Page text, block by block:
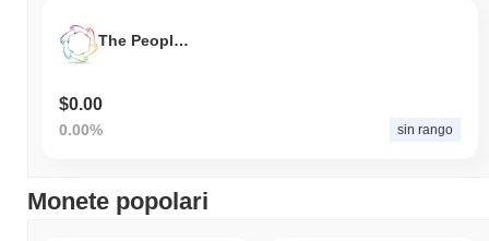
The People’s Coin
$0.00
0.00% sin rango
Monete popolari